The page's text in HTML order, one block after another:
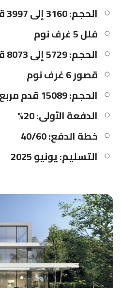
الحجم: 3160 إلى 3997 قدم مربع
فلل 5 غرف نوم
الحجم: 5729 إلى 8073 قدم مربع
قصور 6 غرف نوم
الحجم: 15089 قدم مربع
الدفعة الأولى: 20%
خطة الدفع: 40/60
التسليم: يونيو 2025